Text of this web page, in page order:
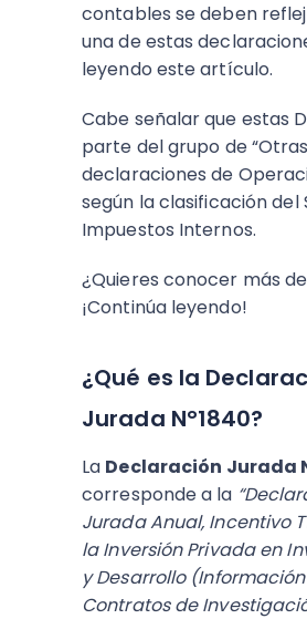
contables se deben
una de estas
leyendo este artículo.
Cabe señalar que estas
parte del grupo de “Otras
declaraciones de
según la clasificación del
Impuestos Internos.
¿Quieres conocer más
¡Continúa leyendo!
¿Qué es la
Jurada N°1840?
La Declaración Jurada
corresponde a la
Jurada Anual, Incentivo
la Inversión Privada en
y Desarrollo
Contratos de